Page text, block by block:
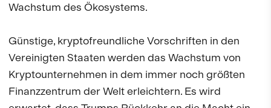
Wachstum des Ökosystems.
Günstige, kryptofreundliche Vorschriften in den
Vereinigten Staaten werden das Wachstum von
Kryptounternehmen in dem immer noch größten
Finanzzentrum der Welt erleichtern. Es wird